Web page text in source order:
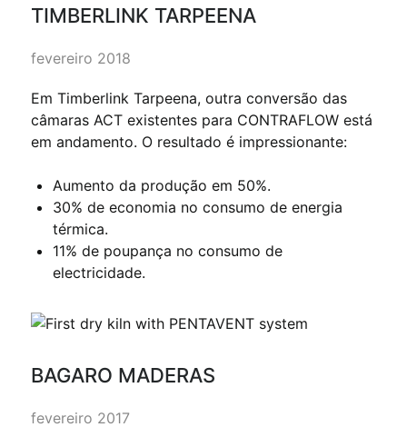
TIMBERLINK TARPEENA
fevereiro 2018
Em Timberlink Tarpeena, outra conversão das
câmaras ACT existentes para CONTRAFLOW está
em andamento. O resultado é impressionante:
Aumento da produção em 50%.
30% de economia no consumo de energia
térmica.
11% de poupança no consumo de
electricidade.
BAGARO MADERAS
fevereiro 2017